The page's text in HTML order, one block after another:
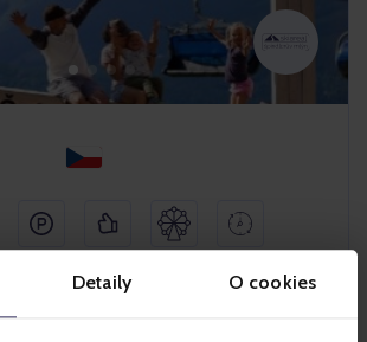
Detaily O cookies
fekvő üdülőközpont nyáron is
lehetőségeket kínál. Túrázás,
élmények és rengeteg